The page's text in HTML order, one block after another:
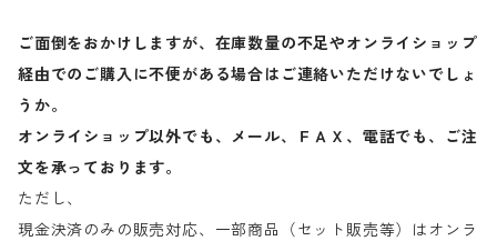
ご面倒をおかけしますが、在庫数量の不足やオンライショップ
経由でのご購入に不便がある場合はご連絡いただけないでしょ
うか。
オンライショップ以外でも、メール、ＦＡＸ、電話でも、ご注
文を承っております。
ただし、
現金決済のみの販売対応、一部商品（セット販売等）はオンラ